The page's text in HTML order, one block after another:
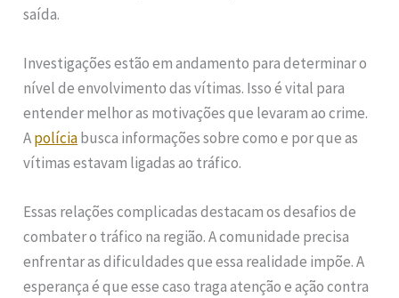
saída.
Investigações estão em andamento para determinar o
nível de envolvimento das vítimas. Isso é vital para
entender melhor as motivações que levaram ao crime.
Apolíciabusca informações sobre como e por que as
vítimas estavam ligadas ao tráfico.
Essas relações complicadas destacam os desafios de
combater o tráfico na região. A comunidade precisa
enfrentar as dificuldades que essa realidade impõe. A
esperança é que esse caso traga atenção e ação contra